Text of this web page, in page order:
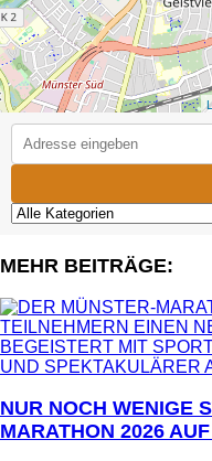
MEHR BEITRÄGE:
NUR NOCH WENIGE
MARATHON 2026